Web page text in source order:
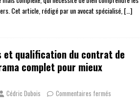
Cet article, rédigé par un avocat spécialisé,[…]
et qualification du contrat de
complet pour mieux
Cédric Dubois Commentaires fermés